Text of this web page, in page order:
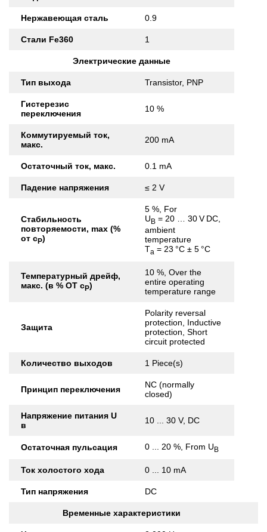
Нержавеющая сталь 0.9
Стали Fe360 1
Электрические данные
Тип выхода Transistor, PNP
Гистерезис
переключения
10 %
Коммутируемый ток,
макс.
200 mA
Остаточный ток, макс. 0.1 mA
Падение напряжения ≤ 2 V
Стабильность
повторяемости, max (%
от сР)
5 %, For
UB = 20 … 30 V DC,
ambient
temperature
Ta = 23 °C ± 5 °C
Температурный дрейф,
макс. (в % ОТ сР)
10 %, Over the
entire operating
temperature range
Защита
Polarity reversal
protection, Inductive
protection, Short
circuit protected
Количество выходов 1 Piece(s)
Принцип переключения
NC (normally
closed)
Напряжение питания U
в
10 ... 30 V, DC
Остаточная пульсация 0 ... 20 %, From UB
Ток холостого хода 0 ... 10 mA
Тип напряжения DC
Временные характеристики